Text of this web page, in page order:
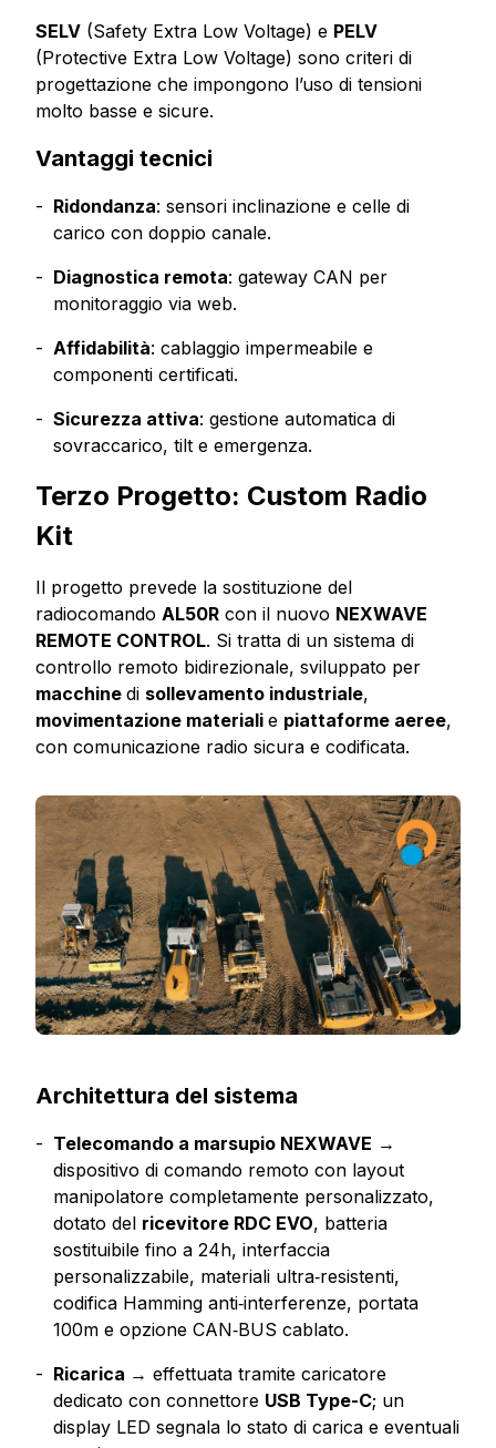
SELV (Safety Extra Low Voltage) e PELV
(Protective Extra Low Voltage) sono criteri di
progettazione che impongono l’uso di tensioni
molto basse e sicure.
Vantaggi tecnici
Ridondanza: sensori inclinazione e celle di
carico con doppio canale.
Diagnostica remota: gateway CAN per
monitoraggio via web.
Affidabilità: cablaggio impermeabile e
componenti certificati.
Sicurezza attiva: gestione automatica di
sovraccarico, tilt e emergenza.
Terzo Progetto: Custom Radio
Kit
Il progetto prevede la sostituzione del
radiocomando AL50R con il nuovo NEXWAVE
REMOTE CONTROL. Si tratta di un sistema di
controllo remoto bidirezionale, sviluppato per
macchine di sollevamento industriale,
movimentazione materiali e piattaforme aeree,
con comunicazione radio sicura e codificata.
Architettura del sistema
Telecomando a marsupio NEXWAVE →
dispositivo di comando remoto con layout
manipolatore completamente personalizzato,
dotato del ricevitore RDC EVO, batteria
sostituibile fino a 24h, interfaccia
personalizzabile, materiali ultra‑resistenti,
codifica Hamming anti‑interferenze, portata
100m e opzione CAN‑BUS cablato.
Ricarica → effettuata tramite caricatore
dedicato con connettore USB Type-C; un
display LED segnala lo stato di carica e eventuali